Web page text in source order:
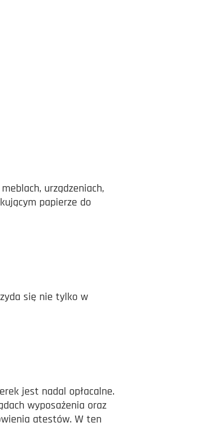
urządzeniach,
papierze do
się nie tylko w
jest nadal opłacalne.
wyposażenia oraz
atestów. W ten